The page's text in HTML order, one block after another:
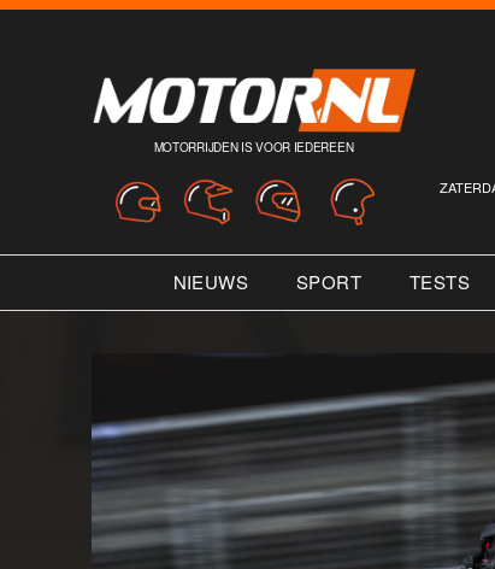
MOTORRIJDEN IS VOOR IEDEREEN
NIEUWS SPORT TESTS